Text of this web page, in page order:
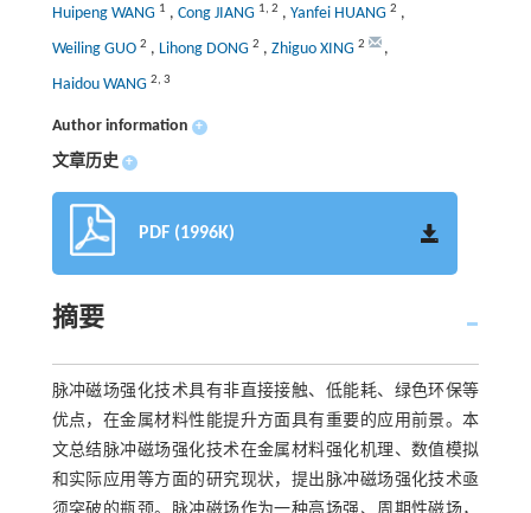
Huipeng WANG 1 , Cong JIANG 1, 2 , Yanfei HUANG 2 ,
Weiling GUO 2 , Lihong DONG 2 , Zhiguo XING 2
,
Haidou WANG 2, 3
Author information +
文章历史 +
PDF (1996K)
摘要
脉冲磁场强化技术具有非直接接触、低能耗、绿色环保等
优点，在金属材料性能提升方面具有重要的应用前景。本
文总结脉冲磁场强化技术在金属材料强化机理、数值模拟
和实际应用等方面的研究现状，提出脉冲磁场强化技术亟